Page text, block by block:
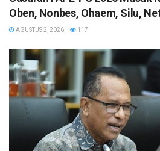
Oben, Nonbes, Ohaem, Silu,
AGUSTUS 2, 2026 117